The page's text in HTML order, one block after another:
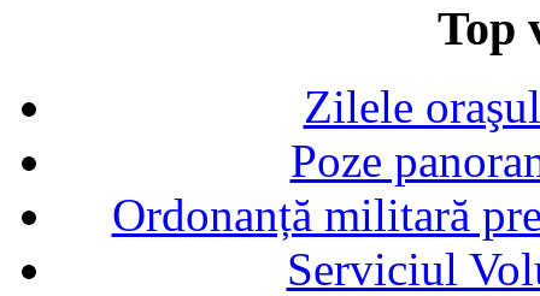
Top
Zilele
Poze
Ordonanță militară
Serviciul